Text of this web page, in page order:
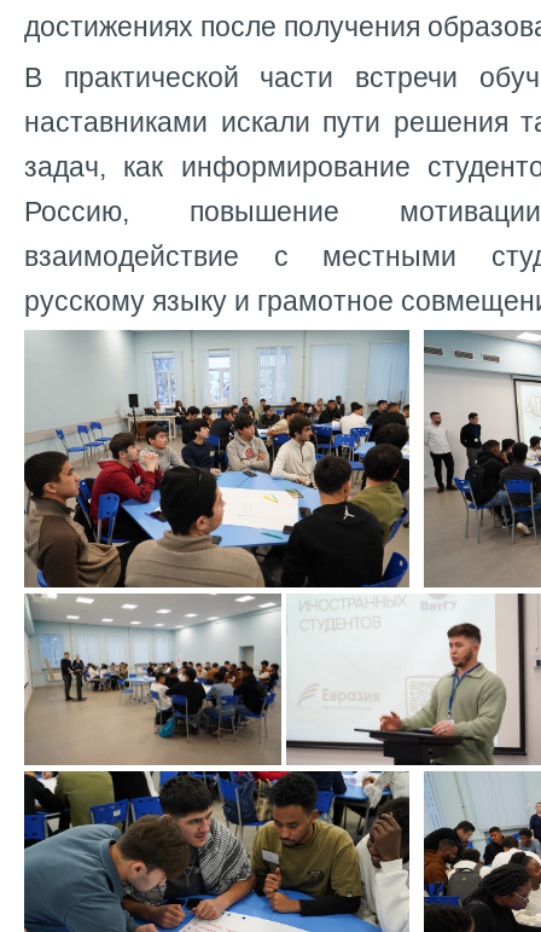
достижениях после получения
В практической части встречи
наставниками искали пути решения
задач, как информирование
Россию, повышение
взаимодействие с местными
русскому языку и грамотное